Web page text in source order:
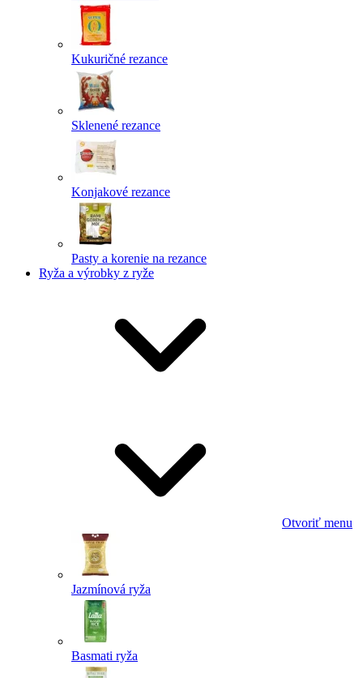
Kukuričné rezance
Sklenené rezance
Konjakové rezance
Pasty a korenie na rezance
Ryža a výrobky z ryže
Otvoriť menu
Jazmínová ryža
Basmati ryža